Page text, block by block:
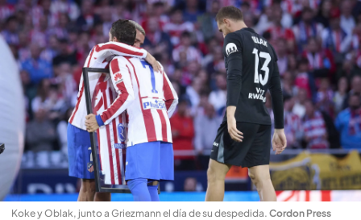
Koke y Oblak, junto a Griezmann el día de su despedida. Cordon Press